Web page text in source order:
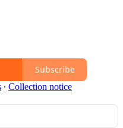
Subscribe
∙ Collection notice